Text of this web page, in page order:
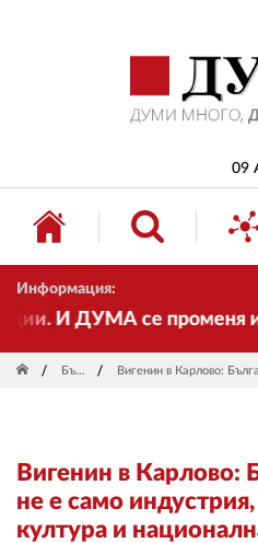
09
Информация:
ДУМА се променя и
България
Вигенин в Карлово:
не е само
култура и
СВЯТ